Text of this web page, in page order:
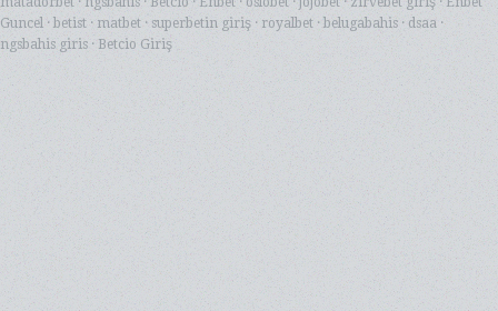
Guncel · betist · matbet · superbetin giriş · royalbet · belugabahis · dsaa ·
ngsbahis giris · Betcio Giriş